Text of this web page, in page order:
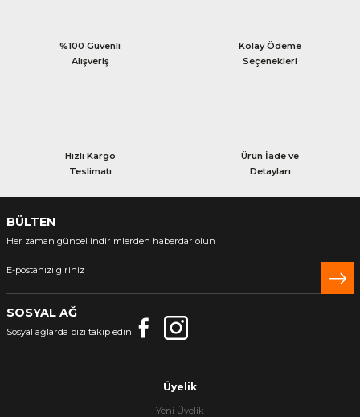
%100 Güvenli
Alışveriş
Kolay Ödeme
Seçenekleri
Hızlı Kargo
Teslimatı
Ürün İade ve
Detayları
BÜLTEN
Her zaman güncel indirimlerden haberdar olun
SOSYAL AĞ
Sosyal ağlarda bizi takip edin
Üyelik
Yeni Üyelik